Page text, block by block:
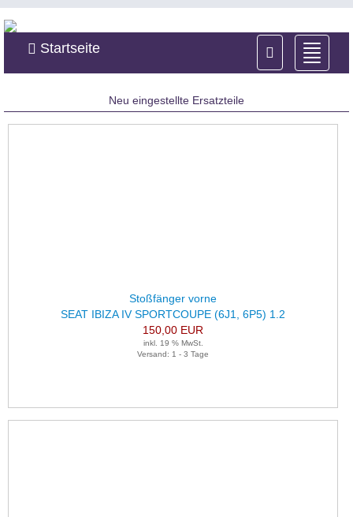
ein-/
Startseite
Neu eingestellte Ersatzteile
Stoßfänger vorne
SEAT IBIZA IV SPORTCOUPE (6J1, 6P5) 1.2
150,00 EUR
inkl. 19 % MwSt.
Versand: 1 - 3 Tage